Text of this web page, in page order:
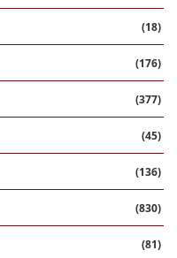
(18)
(176)
(377)
(45)
(136)
(830)
(81)